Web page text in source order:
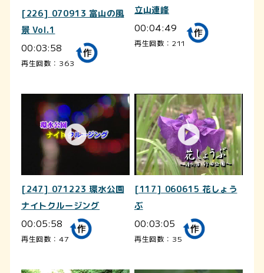
[226] 070913 富山の風
景 Vol.1
00:03:58
再生回数：363
立山連峰
00:04:49
再生回数：211
[247] 071223 環水公園
ナイトクルージング
00:05:58
再生回数：47
[117] 060615 花しょう
ぶ
00:03:05
再生回数：35